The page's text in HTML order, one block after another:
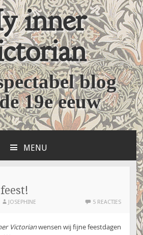
inner
blog
19e eeuw
MENU
JOSEPHINE 5 REACTIES
Victorianwensen wij fijne feestdagen